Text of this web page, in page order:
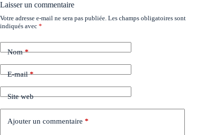
Laisser un commentaire
Votre adresse e-mail ne sera pas publiée. Les champs obligatoires sont
indiqués avec *
Nom*
E-mail*
Site web
Ajouter un commentaire *